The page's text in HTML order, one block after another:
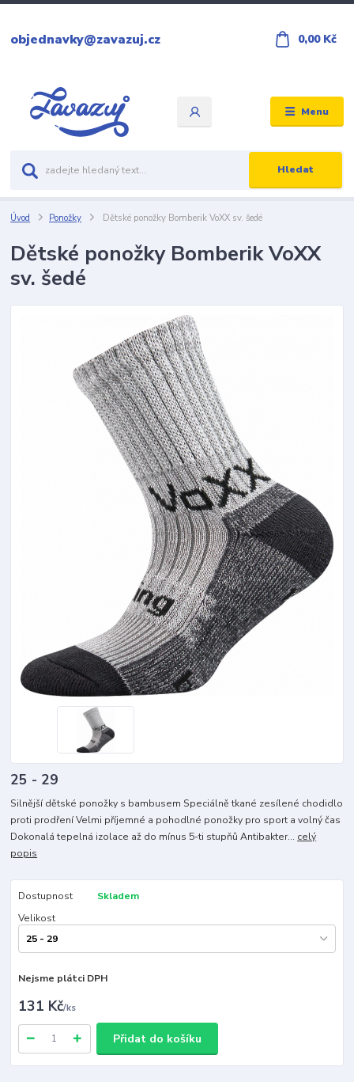
Menu
Hledat
objednavky@zavazuj.cz 0,00 Kč
Úvod Ponožky Dětské ponožky Bomberik VoXX sv. šedé
Dětské ponožky Bomberik VoXX
sv. šedé
25 - 29
Silnější dětské ponožky s bambusem Speciálně tkané zesílené chodidlo
proti prodření Velmi příjemné a pohodlné ponožky pro sport a volný čas
Dokonalá tepelná izolace až do mínus 5-ti stupňů Antibakter... celý
popis
Dostupnost
Skladem
Velikost
Nejsme plátci DPH
131 Kč/ks
Přidat do košíku